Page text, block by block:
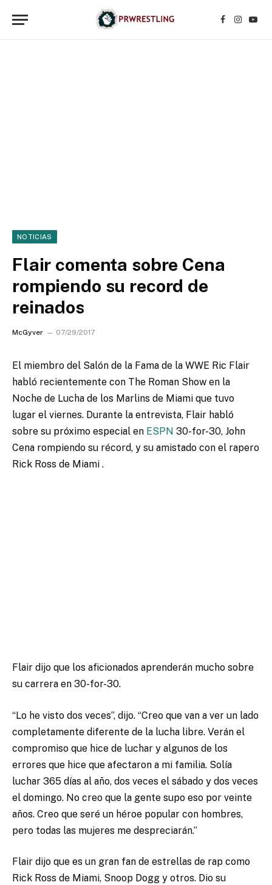
Facebook
NOTICIAS
Flair comenta sobre Cena
rompiendo su record de
reinados
McGyver 07/29/2017
El miembro del Salón de la Fama de la WWE Ric Flair
habló recientemente con The Roman Show en la
Noche de Lucha de los Marlins de Miami que tuvo
lugar el viernes. Durante la entrevista, Flair habló
sobre su próximo especial en ESPN 30-for-30, John
Cena rompiendo su récord, y su amistado con el rapero
Rick Ross de Miami .
Flair dijo que los aficionados aprenderán mucho sobre
su carrera en 30-for-30.
“Lo he visto dos veces”, dijo. “Creo que van a ver un lado
completamente diferente de la lucha libre. Verán el
compromiso que hice de luchar y algunos de los
errores que hice que afectaron a mi familia. Solía
luchar 365 días al año, dos veces el sábado y dos veces
el domingo. No creo que la gente supo eso por veinte
años. Creo que seré un héroe popular con hombres,
pero todas las mujeres me despreciarán.”
Flair dijo que es un gran fan de estrellas de rap como
Rick Ross de Miami, Snoop Dogg y otros. Dio su